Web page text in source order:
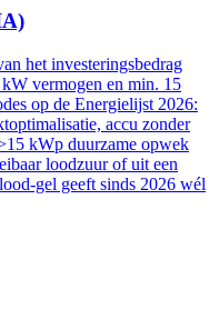
het investeringsbedrag
vermogen en min. 15
op de Energielijst 2026:
accu zonder
kWp duurzame opwek
loodzuur of uit een
gel geeft sinds 2026 wél